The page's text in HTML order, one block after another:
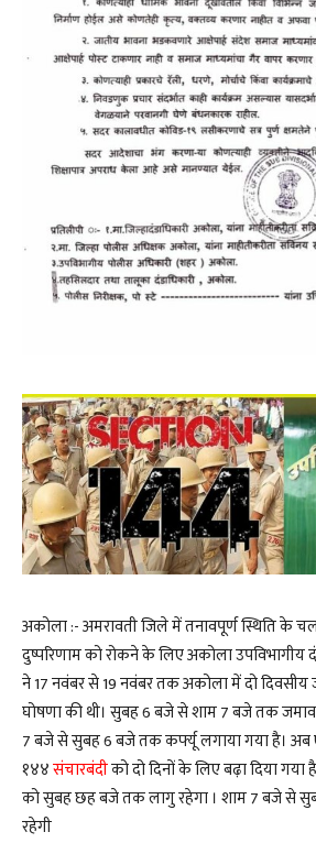
अकोला :- अमरावती जिले में तनावपूर्ण स्थिति के
दुष्परिणाम को रोकने के लिए अकोला उपविभागीय
ने 17 नवंबर से 19 नवंबर तक अकोला में दो दिवसीय
घोषणा की थी। सुबह 6 बजे से शाम 7 बजे तक
7 बजे से सुबह 6 बजे तक कर्फ्यू लगाया गया है।
१४४संचारबंदीको दो दिनों के लिए बढ़ा दिया
को सुबह छह बजे तक लागु रहेगा । शाम 7 बजे से
रहेगी